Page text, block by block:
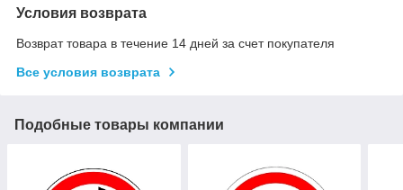
Условия возврата
Возврат товара в течение 14 дней за счет покупателя
Все условия возврата
Подобные товары компании